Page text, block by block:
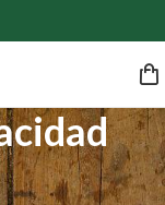
MATEO S.L.
al tratar